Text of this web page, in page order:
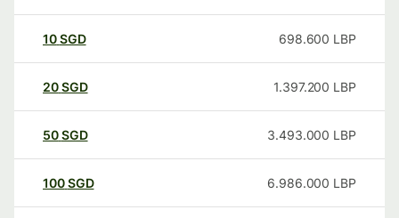
10SGD 698.600 LBP
20SGD 1.397.200 LBP
50SGD 3.493.000 LBP
100SGD 6.986.000 LBP